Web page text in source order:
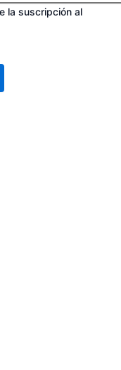
la suscripción al